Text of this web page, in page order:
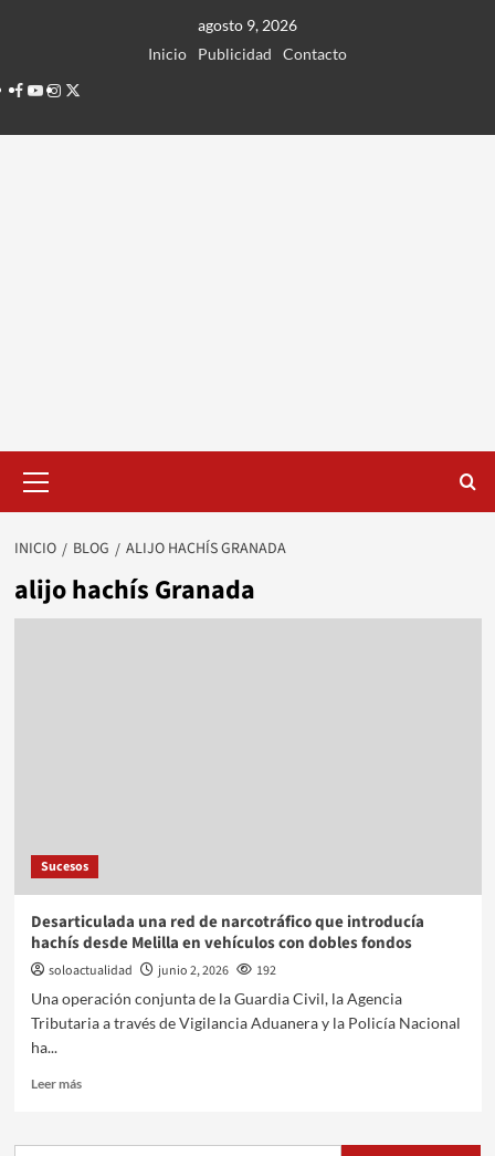
agosto 9, 2026
Inicio
Publicidad
Contacto
Facebook
Youtube
Instagram
Twitter
principal
INICIO BLOG ALIJO HACHÍS GRANADA
alijo hachís Granada
Sucesos
Desarticulada una red de narcotráfico que introducía
hachís desde Melilla en vehículos con dobles fondos
soloactualidad junio 2, 2026
192
Una operación conjunta de la Guardia Civil, la Agencia
Tributaria a través de Vigilancia Aduanera y la Policía Nacional
ha...
Leer más